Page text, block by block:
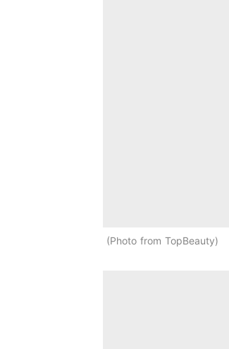
Photo from TopBeauty